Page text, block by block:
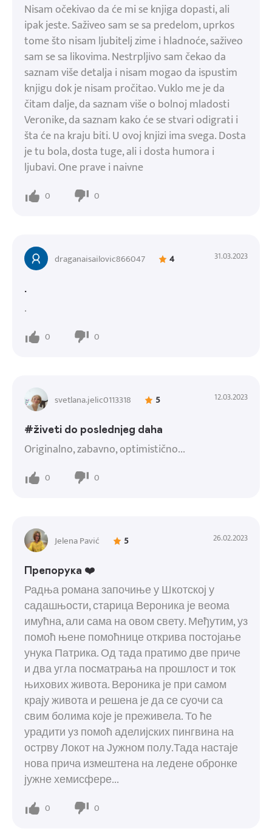
Nisam očekivao da će mi se knjiga dopasti, ali
ipak jeste. Saživeo sam se sa predelom, uprkos
tome što nisam ljubitelj zime i hladnoće, saživeo
sam se sa likovima. Nestrpljivo sam čekao da
saznam više detalja i nisam mogao da ispustim
knjigu dok je nisam pročitao. Vuklo me je da
čitam dalje, da saznam više o bolnoj mladosti
Veronike, da saznam kako će se stvari odigrati i
šta će na kraju biti. U ovoj knjizi ima svega. Dosta
je tu bola, dosta tuge, ali i dosta humora i
ljubavi. One prave i naivne
0 0
draganaisailovic866047 4 31.03.2023
.
.
0 0
svetlana.jelic0113318 5 12.03.2023
#živeti do poslednjeg daha
Originalno, zabavno, optimistično...
0 0
Jelena Pavić 5 26.02.2023
Препорука ❤️
Радња романа започиње у Шкотској у
садашњости, старица Вероника је веома
имућна, али сама на овом свету. Међутим, уз
помоћ њене помоћнице открива постојање
унука Патрика. Од тада пратимо две приче
и два угла посматрања на прошлост и ток
њихових живота. Вероника је при самом
крају живота и решена је да се суочи са
свим болима које је преживела. То ће
урадити уз помоћ аделијских пингвина на
острву Локот на Јужном полу.Тада настаје
нова прича измештена на ледене обронке
јужне хемисфере...
0 0